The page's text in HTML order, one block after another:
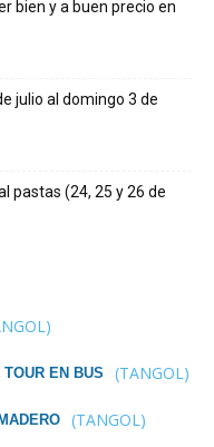
bien y a buen precio en
julio al domingo 3 de
pastas (24, 25 y 26 de
EN BUS (TANGOL)
(TANGOL)